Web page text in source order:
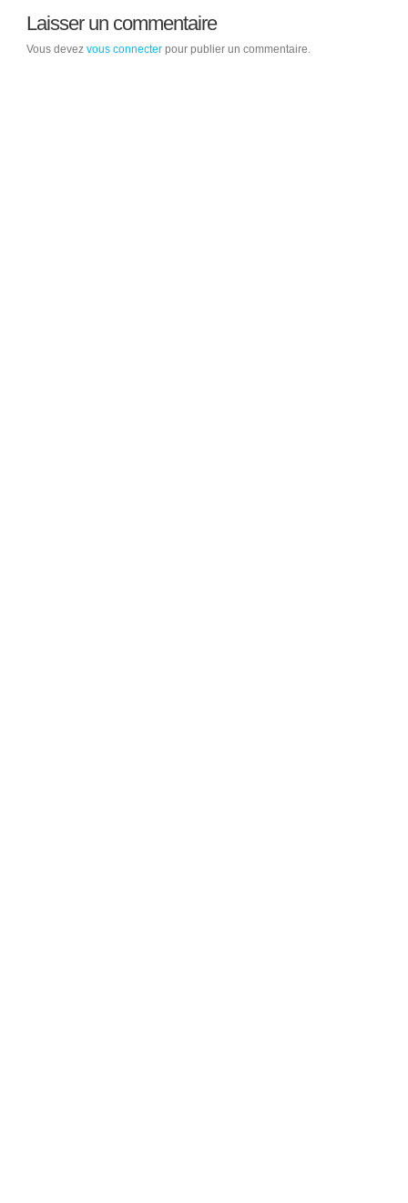
Laisser un commentaire
Vous devez vous connecter pour publier un commentaire.